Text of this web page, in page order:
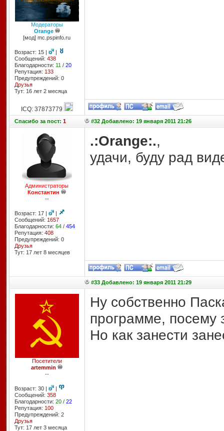
Модераторы
Orange
[мод] mc.pspinfo.ru
Возраст: 15 |
|
Сообщений: 438
Благодарности: 11 / 20
Репутация: 133
Предупреждений: 0
Друзья
Тут: 16 лет 2 месяцa
ICQ: 37873779
Спасибоза пост: 1 #32 Добавлено: 19 января 2011 21:26
Администраторы
Константин
--
Возраст: 17 |
|
Сообщений: 1657
Благодарности: 64/ 454
Репутация: 408
Предупреждений: 0
Друзья
Тут: 17 лет 8 месяцев
.:Orange:.,
удачи, буду рад
#33 Добавлено: 19 января 2011 21:29
Посетители
artemmin
--
Возраст: 30 |
|
Сообщений: 358
Благодарности: 20/ 22
Репутация: 100
Предупреждений: 2
Друзья
Тут: 17 лет 3 месяцa
Ну собственно
программе, посему
Но как занести